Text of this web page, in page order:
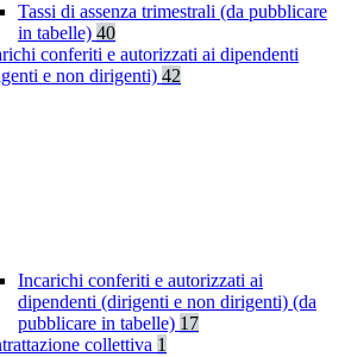
Tassi di assenza trimestrali (da pubblicare
in tabelle) 40
conferiti e autorizzati ai dipendenti
e non dirigenti) 42
Incarichi conferiti e autorizzati ai
dipendenti (dirigenti e non dirigenti) (da
pubblicare in tabelle) 17
collettiva 1